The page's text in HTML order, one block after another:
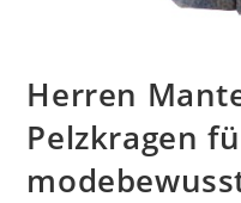
Herren
Pelzkragen